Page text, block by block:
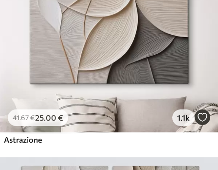
41.67€25 .00 € 1.1k
Astrazione